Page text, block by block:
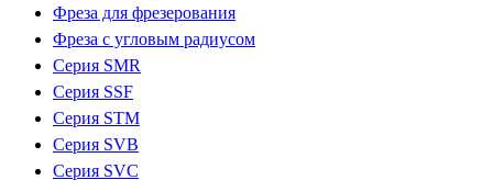
Фреза для фрезерования
Фреза с угловым радиусом
Серия SMR
Серия SSF
Серия STM
Серия SVB
Серия SVC